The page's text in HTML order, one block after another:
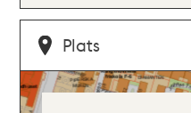
Plats